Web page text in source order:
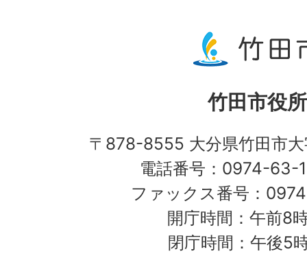
竹田市役所
〒878-8555 大分県竹田市
電話番号：0974-63-
ファックス番号：
開庁時間：午前8
閉庁時間：午後5